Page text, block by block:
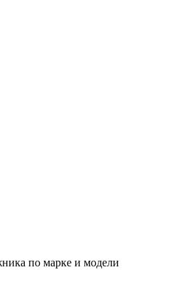
по марке и модели